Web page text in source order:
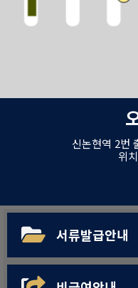
신논현역 2번
위
서류발급안내